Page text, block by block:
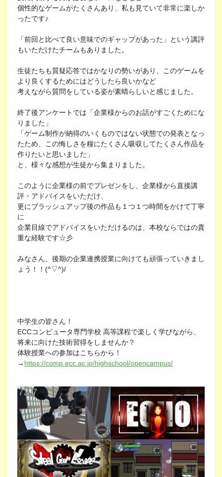
個性的なゲームがたくさんあり、私も見ていて非常に楽しか
ったです♪
「前回と比べて良い意味でのギャップがあった」という講評
もいただけたチームもありました。
生徒たちも質疑応答ではかなりの勢いがあり、このゲームを
より良くするためにはどうしたら良いかなど
考えながら質問をしている姿が素晴らしいと感じました。
終了後アンケートでは「企業様からのお話がすごくためにな
りました」
「ゲーム制作が納得のいくものではない状態での発表となっ
たため、この悔しさを糧にたくさん吸収してたくさん作品を
作りたいと思いました」
と、様々な感想が生徒から集まりました。
このように企業様の前でプレゼンをし、企業様から直接講
評・アドバイスをいただけ、
更にブラッシュアップ後の作品も１つ１つ時間をかけて丁寧
に
企業目線でアドバイスをいただけるのは、本校ならではの貴
重な経験です☆彡
みなさん、後期の企業連携授業に向けても頑張っていきまし
ょう！！(^▽^)/
中学生の皆さん！
ECCコンピュータ専門学校 高等課程で楽しく学びながら、
将来に向けた技術習得をしませんか？
体験授業への参加はこちらから！
→ https://comp.ecc.ac.jp/highschool/opencampus/